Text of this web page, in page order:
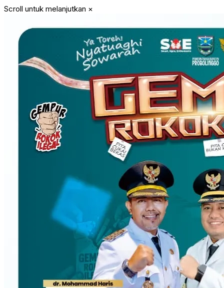
Scroll untuk melanjutkan ×